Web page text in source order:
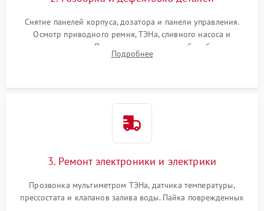
Снятие панелей корпуса, дозатора и панели управления.
Осмотр приводного ремня, ТЭНа, сливного насоса и
амортизаторов. Проверка подшипников барабана и
крестовины на износ, а манжеты люка на разрывы.
Подробнее
3. Ремонт электроники и электрики
Прозвонка мультиметром ТЭНа, датчика температуры,
прессостата и клапанов залива воды. Пайка поврежденных